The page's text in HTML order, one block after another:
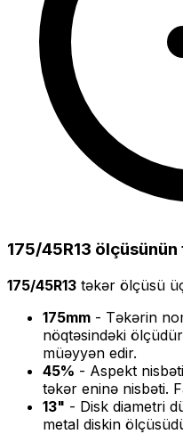
175/45R13 ölçüsünün
175/45R13 təkər ölçüsü
175mm - Təkərin
nöqtəsindəki
müəyyən edir.
45% - Aspekt
təkər eninə nisbəti.
13" - Disk diametri
metal diskin